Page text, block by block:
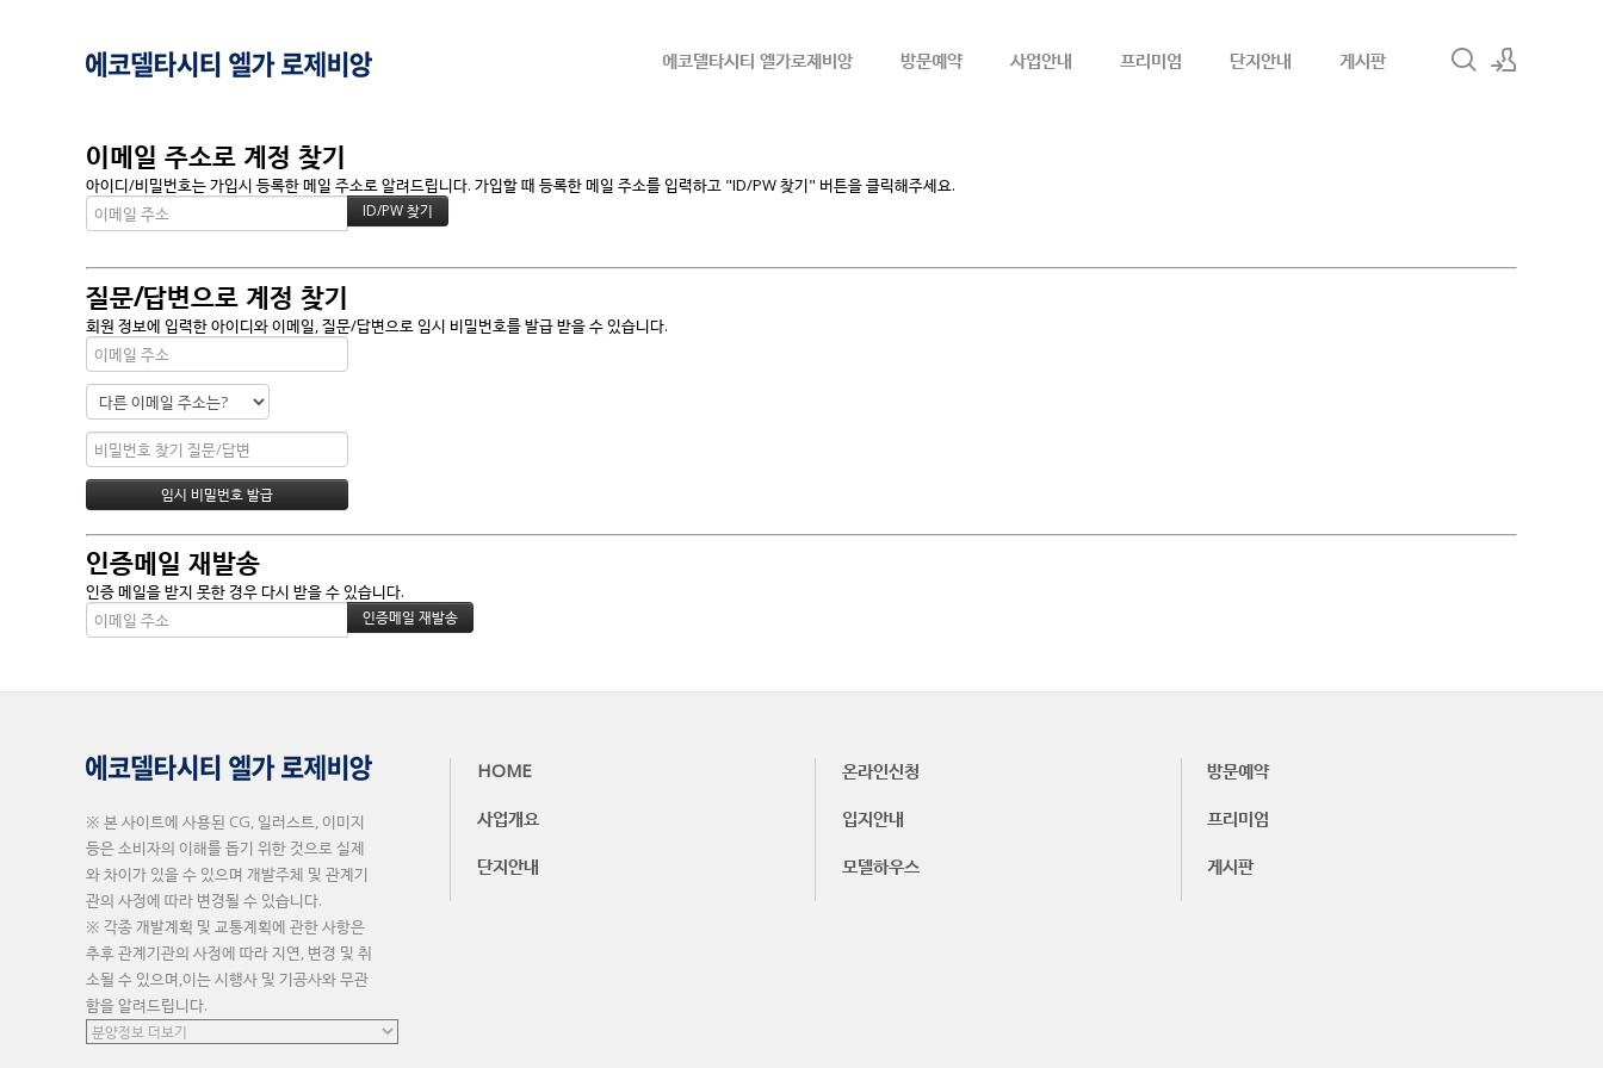
에코델타시티 엘가로제비앙 방문예약 사업안내 프리미엄 단지안내 게시판
이메일 주소로 계정 찾기
아이디/비밀번호는 가입시 등록한 메일 주소로 알려드립니다. 가입할 때 등록한 메일 주소를 입력하고 "ID/PW 찾기" 버튼을 클릭해주세요.
질문/답변으로 계정 찾기
회원 정보에 입력한 아이디와 이메일, 질문/답변으로 임시 비밀번호를 발급 받을 수 있습니다.
인증메일 재발송
인증 메일을 받지 못한 경우 다시 받을 수 있습니다.
※ 본 사이트에 사용된 CG, 일러스트, 이미지
등은 소비자의 이해를 돕기 위한 것으로 실제
와 차이가 있을 수 있으며 개발주체 및 관계기
관의 사정에 따라 변경될 수 있습니다.
※ 각종 개발계획 및 교통계획에 관한 사항은
추후 관계기관의 사정에 따라 지연, 변경 및 취
소될 수 있으며,이는 시행사 및 기공사와 무관
함을 알려드립니다.
HOME 온라인신청
방문예약
사업개요
입지안내
프리미엄
단지안내
모델하우스 게시판